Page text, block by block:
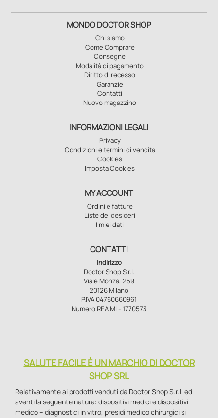
MONDO DOCTOR SHOP
Chi siamo
Come Comprare
Consegne
Modalità di pagamento
Diritto di recesso
Garanzie
Contatti
Nuovo magazzino
INFORMAZIONI LEGALI
Privacy
Condizioni e termini di vendita
Cookies
Imposta Cookies
MY ACCOUNT
Ordini e fatture
Liste dei desideri
I miei dati
CONTATTI
Indirizzo
Doctor Shop S.r.l.
Viale Monza, 259
20126 Milano
P.IVA 04760660961
Numero REA MI - 1770573
SALUTE FACILE È UN MARCHIO DI DOCTOR
SHOP SRL
Relativamente ai prodotti venduti da Doctor Shop S.r.l. ed
aventi la seguente natura: dispositivi medici e dispositivi
medico – diagnostici in vitro, presidi medico chirurgici si